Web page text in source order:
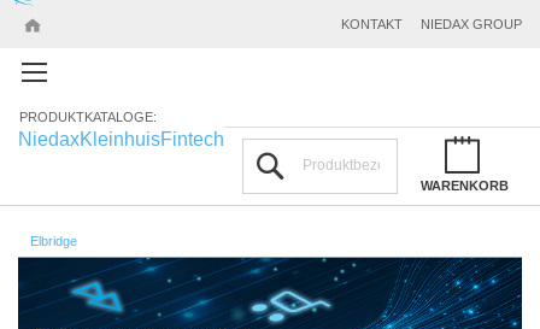
NIEDAX GROUP
KONTAKT
PRODUKTKATALOGE:
NiedaxKleinhuisFintech
WARENKORB
Elbridge